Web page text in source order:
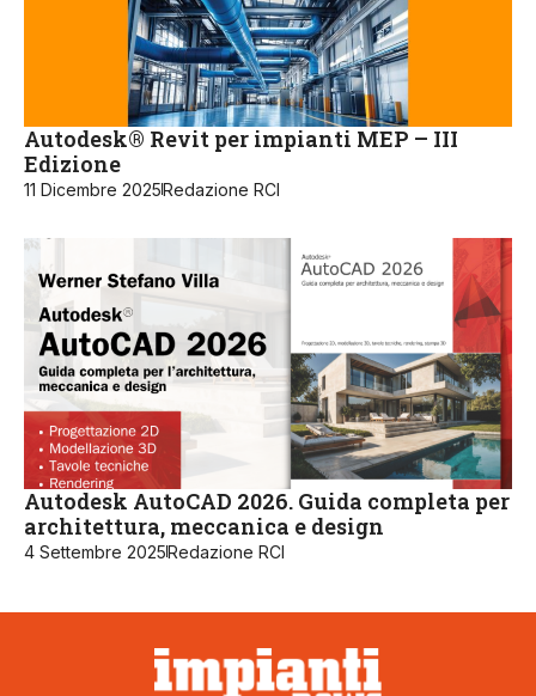
Autodesk® Revit per impianti MEP – III
Edizione
11 Dicembre 2025Redazione RCI
Autodesk AutoCAD 2026. Guida completa per
architettura, meccanica e design
4 Settembre 2025Redazione RCI